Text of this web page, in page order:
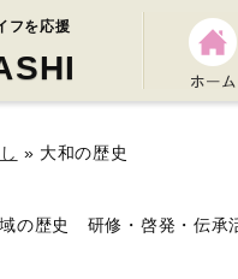
フを応援
» 大和の歴史
の歴史 研修・啓発・伝承